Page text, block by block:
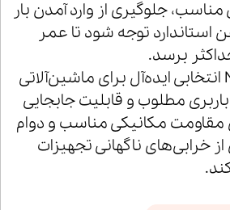
جلوگیری از وارد آمدن بار
استاندارد توجه شود تا عمر
برسد.
در مجموع، رولبرینگ استوانه‌ای NU 314 ECP انتخابی ایده‌آل برای ماشین‌آلاتی
مطلوب و قابلیت جابجایی
مکانیکی مناسب و دوام
خرابی‌های ناگهانی تجهیزات